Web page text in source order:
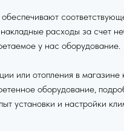
расходы за счет
у нас оборудование.
или отопления в
оборудование,
установки и настройки